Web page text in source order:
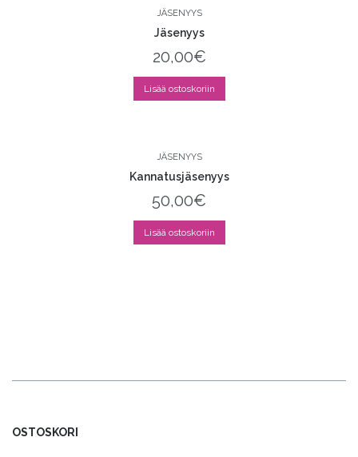
JÄSENYYS
Jäsenyys
20,00€
Lisää ostoskoriin
JÄSENYYS
Kannatusjäsenyys
50,00€
Lisää ostoskoriin
OSTOSKORI